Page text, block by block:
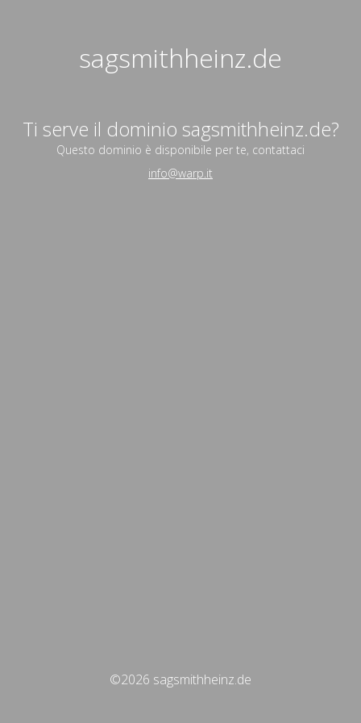
sagsmithheinz.de
Ti serve il dominio sagsmithheinz.de?
Questo dominio è disponibile per te, contattaci
info@warp.it
©2026 sagsmithheinz.de